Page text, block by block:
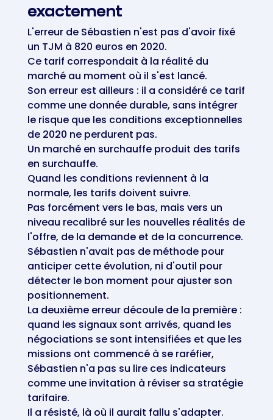
exactement
L'erreur de Sébastien n'est pas d'avoir fixé
un TJM à 820 euros en 2020.
Ce tarif correspondait à la réalité du
marché au moment où il s'est lancé.
Son erreur est ailleurs : il a considéré ce tarif
comme une donnée durable, sans intégrer
le risque que les conditions exceptionnelles
de 2020 ne perdurent pas.
Un marché en surchauffe produit des tarifs
en surchauffe.
Quand les conditions reviennent à la
normale, les tarifs doivent suivre.
Pas forcément vers le bas, mais vers un
niveau recalibré sur les nouvelles réalités de
l'offre, de la demande et de la concurrence.
Sébastien n'avait pas de méthode pour
anticiper cette évolution, ni d'outil pour
détecter le bon moment pour ajuster son
positionnement.
La deuxième erreur découle de la première :
quand les signaux sont arrivés, quand les
négociations se sont intensifiées et que les
missions ont commencé à se raréfier,
Sébastien n'a pas su lire ces indicateurs
comme une invitation à réviser sa stratégie
tarifaire.
Il a résisté, là où il aurait fallu s'adapter.